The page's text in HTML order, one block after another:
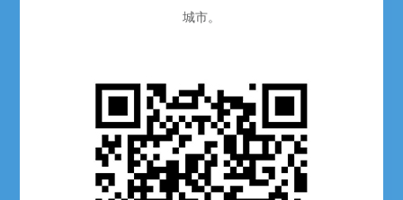
城市。